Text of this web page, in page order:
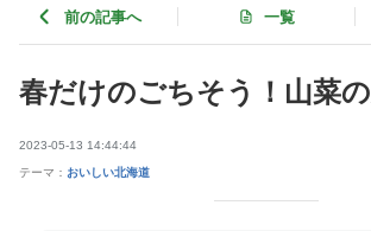
前の記事へ 一覧
春だけのごちそう！山菜
2023-05-13 14:44:44
テーマ： おいしい北海道